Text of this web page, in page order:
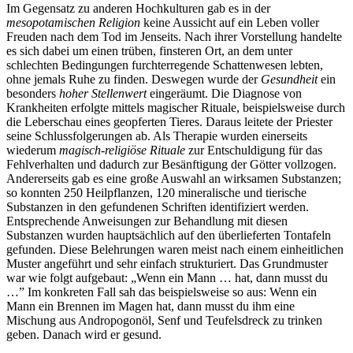
Im Gegensatz zu anderen Hochkulturen gab es in der
mesopotamischen Religion keine Aussicht auf ein Leben voller
Freuden nach dem Tod im Jenseits. Nach ihrer Vorstellung handelte
es sich dabei um einen trüben, finsteren Ort, an dem unter
schlechten Bedingungen furchterregende Schattenwesen lebten,
ohne jemals Ruhe zu finden. Deswegen wurde der Gesundheitein
besonders hoher Stellenwerteingeräumt. Die Diagnose von
Krankheiten erfolgte mittels magischer Rituale, beispielsweise durch
die Leberschau eines geopferten Tieres. Daraus leitete der Priester
seine Schlussfolgerungen ab. Als Therapie wurden einerseits
wiederum magisch-religiöse Rituale zur Entschuldigung für das
Fehlverhalten und dadurch zur Besänftigung der Götter vollzogen.
Andererseits gab es eine große Auswahl an wirksamen Substanzen;
so konnten 250 Heilpflanzen, 120 mineralische und tierische
Substanzen in den gefundenen Schriften identifiziert werden.
Entsprechende Anweisungen zur Behandlung mit diesen
Substanzen wurden hauptsächlich auf den überlieferten Tontafeln
gefunden. Diese Belehrungen waren meist nach einem einheitlichen
Muster angeführt und sehr einfach strukturiert. Das Grundmuster
war wie folgt aufgebaut: „Wenn ein Mann … hat, dann musst du
…” Im konkreten Fall sah das beispielsweise so aus: Wenn ein
Mann ein Brennen im Magen hat, dann musst du ihm eine
Mischung aus Andropogonöl, Senf und Teufelsdreck zu trinken
geben. Danach wird er gesund.